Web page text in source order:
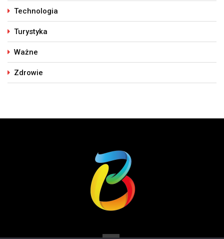
Technologia
Turystyka
Ważne
Zdrowie